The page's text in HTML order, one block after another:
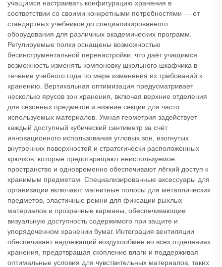
учащимся настраивать конфигурацию хранения в
соответствии со своими конкретными потребностями — от
стандартных учебников до специализированного
оборудования для различных академических программ.
Регулируемые полки оснащены возможностью
бесинструментальной перенастройки, что даёт учащимся
возможность изменять компоновку школьного шкафчика в
течение учебного года по мере изменения их требований к
хранению. Вертикальная оптимизация предусматривает
несколько ярусов зон хранения, включая верхние отделения
для сезонных предметов и нижние секции для часто
используемых материалов. Умная геометрия задействует
каждый доступный кубический сантиметр за счёт
инновационного использования угловых зон, изогнутых
внутренних поверхностей и стратегически расположенных
крючков, которые предотвращают неиспользуемое
пространство и одновременно обеспечивают лёгкий доступ к
хранимым предметам. Специализированные аксессуары для
организации включают магнитные полосы для металлических
предметов, эластичные ремни для фиксации рыхлых
материалов и прозрачные карманы, обеспечивающие
визуальную доступность содержимого при защите и
упорядоченном хранении бумаг. Интеграция вентиляции
обеспечивает надлежащий воздухообмен во всех отделениях
хранения, предотвращая скопление влаги и поддерживая
оптимальные условия для чувствительных материалов, таких